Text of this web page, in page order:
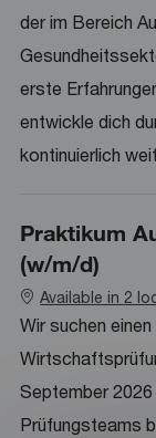
der im Bereich
erste
entwickle dich
kontinuierlich
Praktikum
(w/m/d)
Available in 2
Wir suchen
September
Prüfungsteams